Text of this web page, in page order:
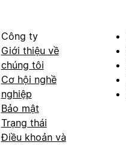
Công ty
Giới thiệu về
chúng tôi
Cơ hội nghề
nghiệp
Bảo mật
Trạng thái
Điều khoản và